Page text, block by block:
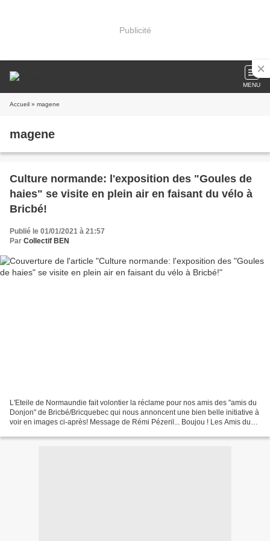
Publicité
MENU
Accueil » magene
magene
Culture normande: l'exposition des "Goules de
haies" se visite en plein air en faisant du vélo à
Bricbé!
Publié le 01/01/2021 à 21:57
Par Collectif BEN
L'Eteile de Normaundie fait volontier la réclame pour nos amis des "amis du
Donjon" de Bricbé/Bricquebec qui nous annoncent une bien belle initiative à
voir en images ci-après! Message de Rémi Pézeril... Boujou ! Les Amis du